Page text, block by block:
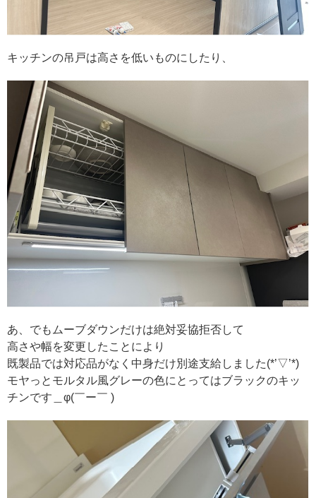
キッチンの吊戸は高さを低いものにしたり、
あ、でもムーブダウンだけは絶対妥協拒否して
高さや幅を変更したことにより
既製品では対応品がなく中身だけ別途支給しました(*’▽’*)
モヤっとモルタル風グレーの色にとってはブラックのキッ
チンです＿φ(￣ー￣ )